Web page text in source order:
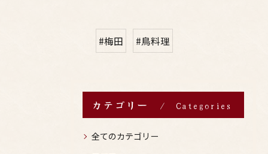
#梅田 #鳥料理
カテゴリー Categories
全てのカテゴリー